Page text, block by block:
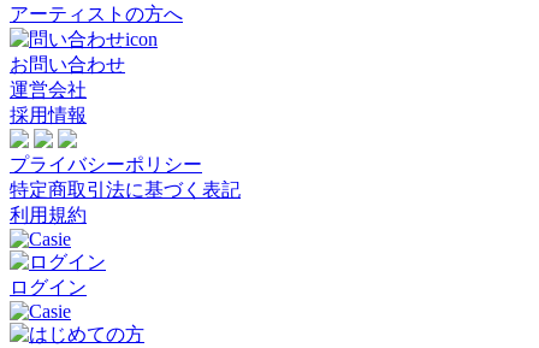
アーティストの方へ
お問い合わせ
運営会社
採用情報
プライバシーポリシー
特定商取引法に基づく表記
利用規約
ログイン